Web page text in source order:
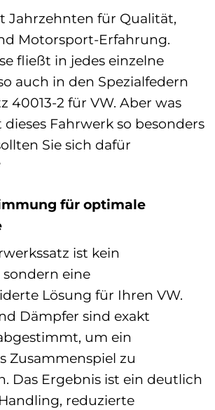
Jahrzehnten für Qualität,
Motorsport-Erfahrung.
fließt in jedes einzelne
auch in den Spezialfedern
40013-2 für VW. Aber was
Fahrwerk so besonders
Sie sich dafür
für optimale
ist kein
eine
Lösung für Ihren VW.
Dämpfer sind exakt
um ein
Zusammenspiel zu
Das Ergebnis ist ein deutlich
reduzierte